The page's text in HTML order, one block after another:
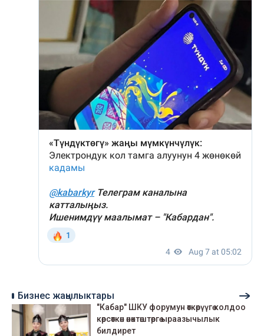
Бизнес жаңылыктары
"Кабар" ШКУ форумун өткөрүүгө колдоо
көрсөткөн өнөктөштөргө ыраазычылык
билдирет